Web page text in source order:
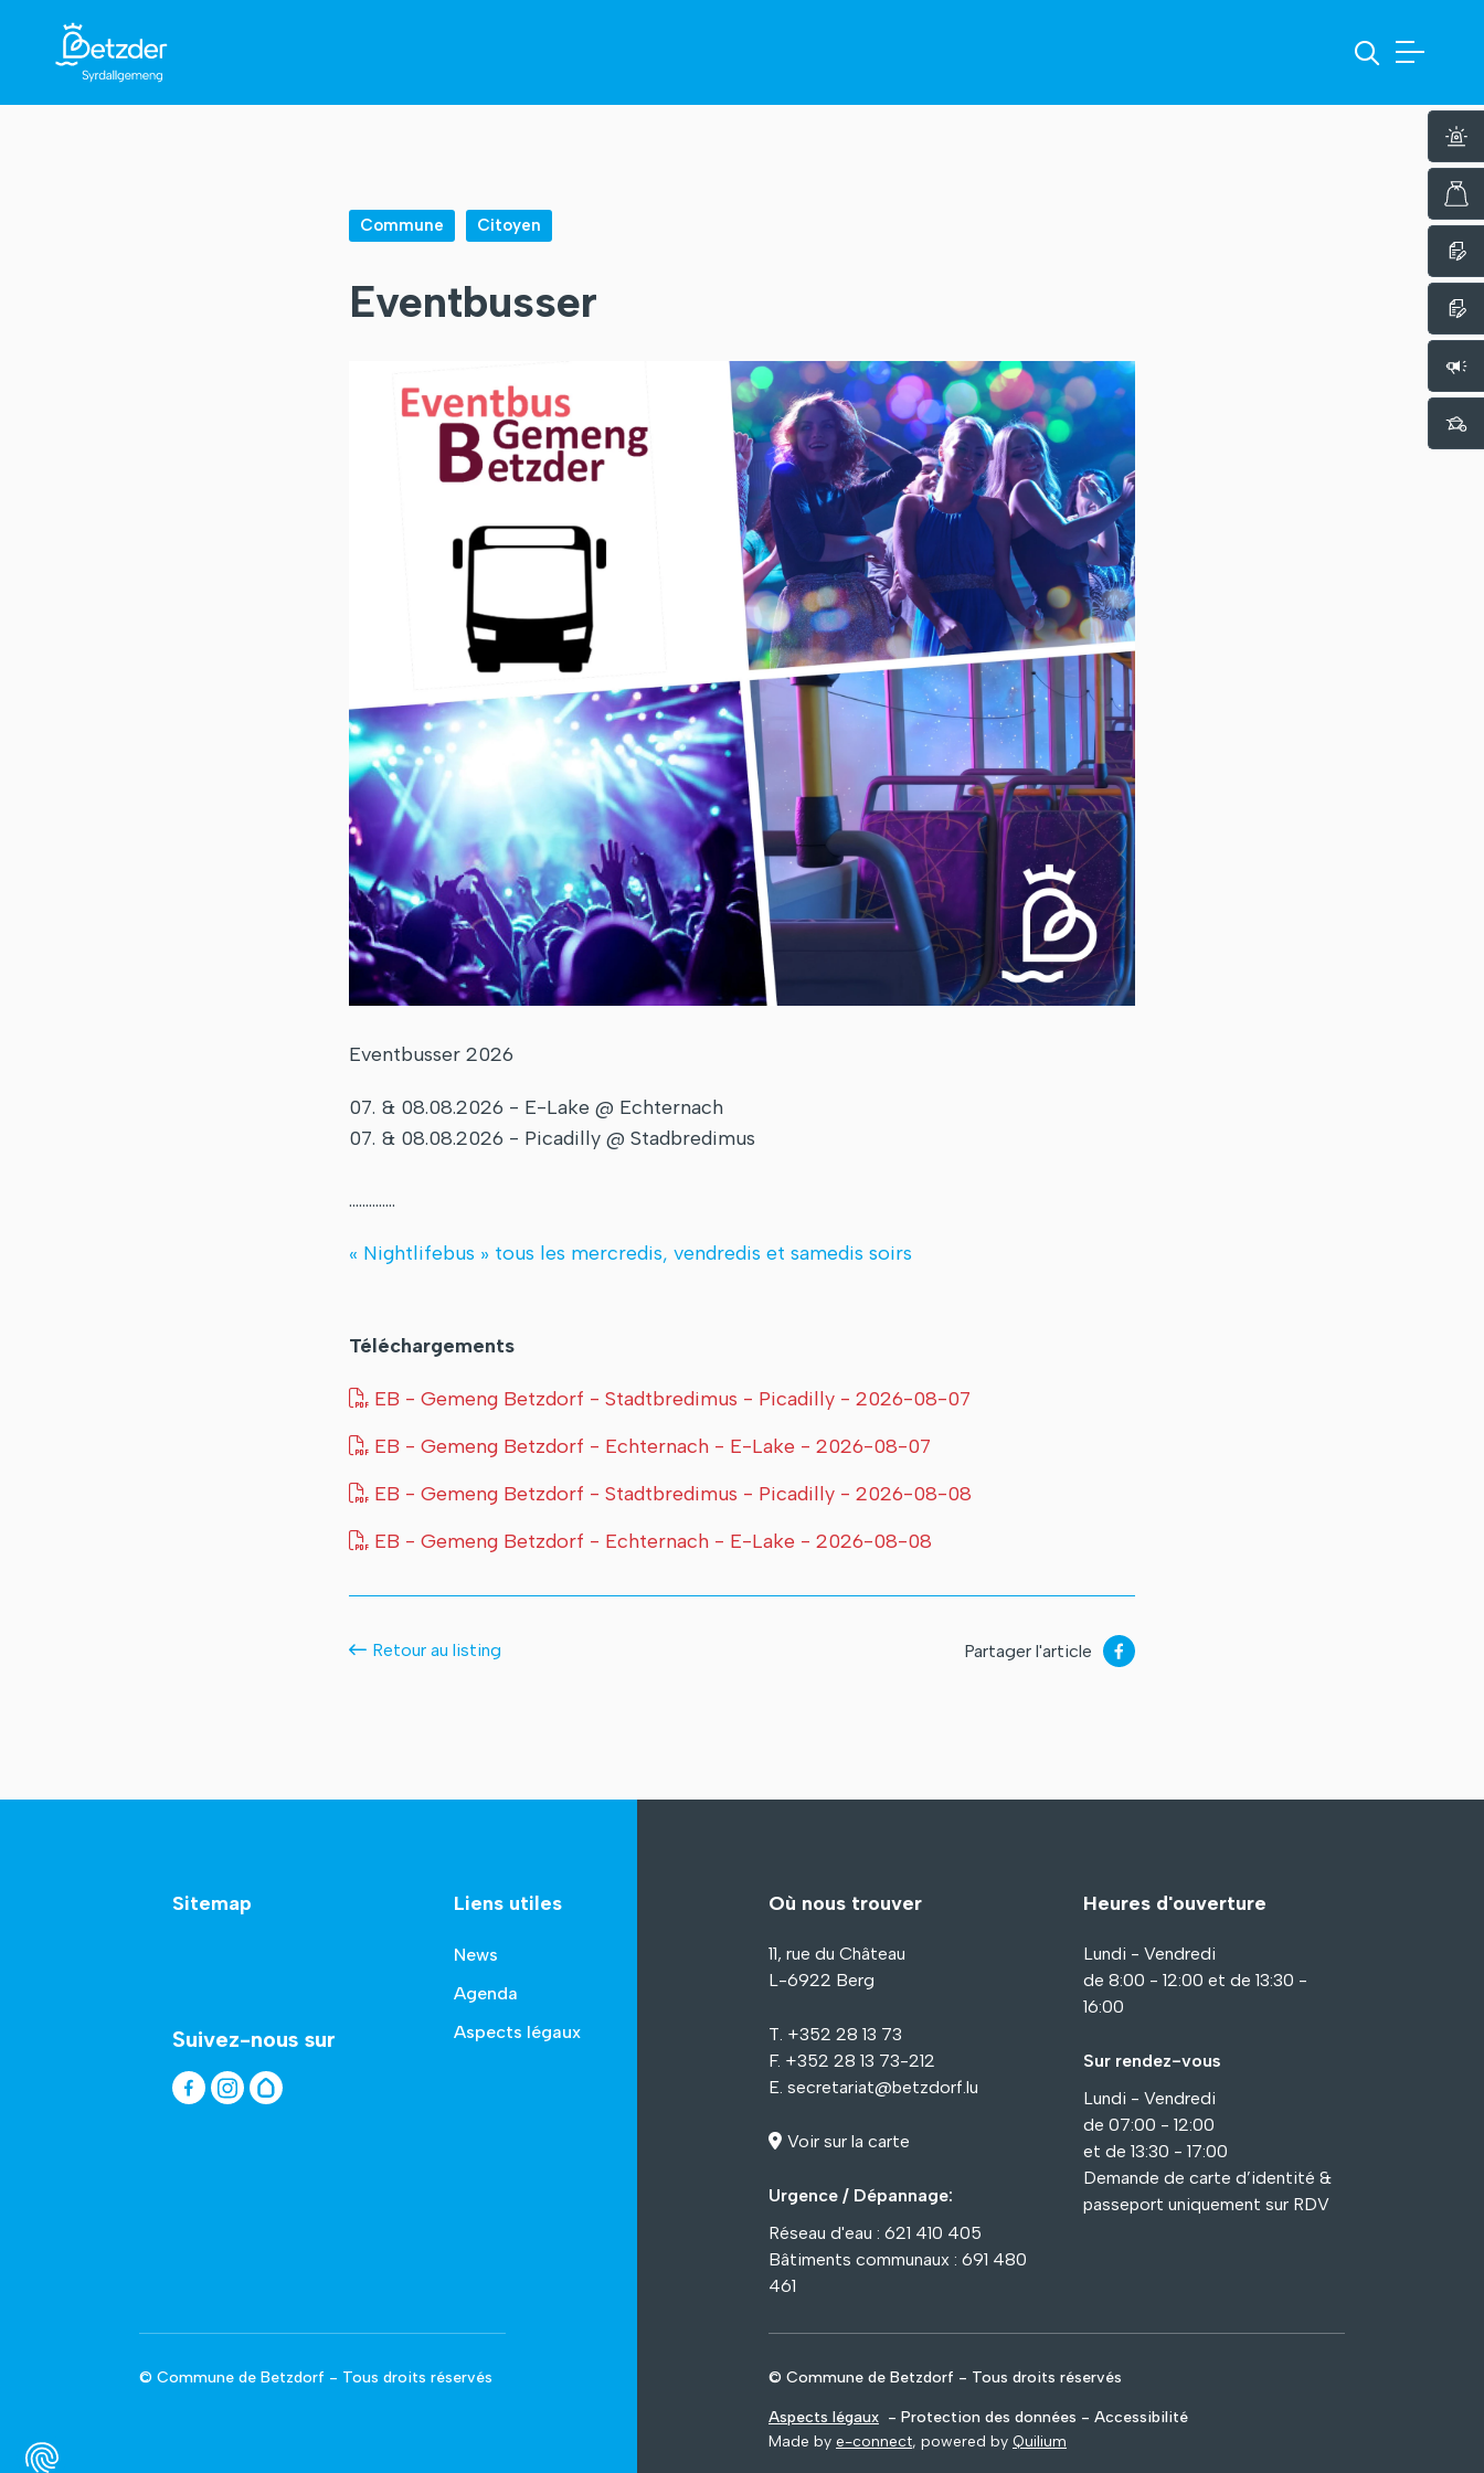
Commune Citoyen
Eventbusser
Eventbusser 2026
07. & 08.08.2026 - E-Lake @ Echternach
07. & 08.08.2026 - Picadilly @ Stadbredimus
..............
« Nightlifebus » tous les mercredis, vendredis et samedis soirs
Téléchargements
EB - Gemeng Betzdorf - Stadtbredimus - Picadilly - 2026-08-07
EB - Gemeng Betzdorf - Echternach - E-Lake - 2026-08-07
EB - Gemeng Betzdorf - Stadtbredimus - Picadilly - 2026-08-08
EB - Gemeng Betzdorf - Echternach - E-Lake - 2026-08-08
Retour au listing Partager l'article
Sitemap
Suivez-nous sur
Liens utiles
News
Agenda
Aspects légaux
Où nous trouver
11, rue du Château
L-6922 Berg
T. +352 28 13 73
F. +352 28 13 73-212
E. secretariat@betzdorf.lu
Voir sur la carte
Urgence / Dépannage:
Réseau d'eau : 621 410 405
Bâtiments communaux : 691 480
461
Heures d'ouverture
Lundi - Vendredi
de 8:00 - 12:00 et de 13:30 -
16:00
Sur rendez-vous
Lundi - Vendredi
de 07:00 - 12:00
et de 13:30 - 17:00
Demande de carte d’identité &
passeport uniquement sur RDV
© Commune de Betzdorf - Tous droits réservés © Commune de Betzdorf - Tous droits réservés
Aspects légaux - Protection des données - Accessibilité
Made by e-connect, powered by Quilium